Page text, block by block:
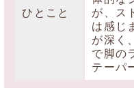
ひとこと
が、ス
は感じ
が深く
で脚の
テーパ